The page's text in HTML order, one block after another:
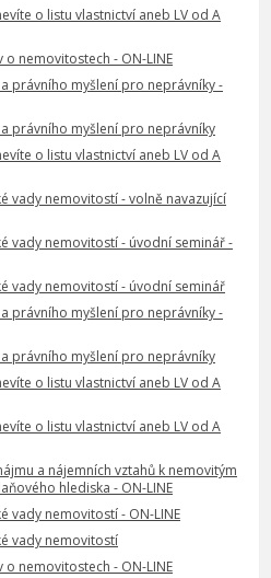
o listu vlastnictví aneb LV od A
o nemovitostech - ON-LINE
právního myšlení pro neprávníky -
právního myšlení pro neprávníky
o listu vlastnictví aneb LV od A
vady nemovitostí - volně navazující
vady nemovitostí - úvodní seminář -
vady nemovitostí - úvodní seminář
právního myšlení pro neprávníky -
právního myšlení pro neprávníky
o listu vlastnictví aneb LV od A
o listu vlastnictví aneb LV od A
a nájemních vztahů k nemovitým
hlediska - ON-LINE
vady nemovitostí - ON-LINE
vady nemovitostí
o nemovitostech - ON-LINE